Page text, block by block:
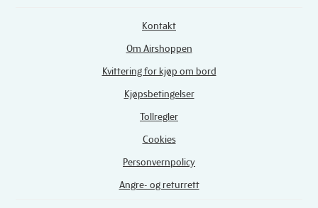
Kontakt
Om Airshoppen
Kvittering for kjøp om bord
Kjøpsbetingelser
Tollregler
Cookies
Personvernpolicy
Angre- og returrett